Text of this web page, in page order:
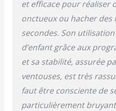
de
le
et efficace pour réaliser
onctueux ou hacher des
secondes. Son
d’enfant grâce aux
et sa stabilité, assurée
ventouses, est très
faut être consciente de
particulièrement